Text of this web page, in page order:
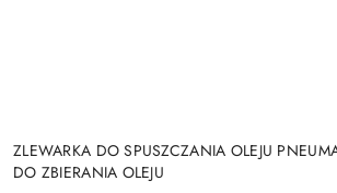
ZLEWARKA DO SPUSZCZANIA OLEJU
DO ZBIERANIA OLEJU